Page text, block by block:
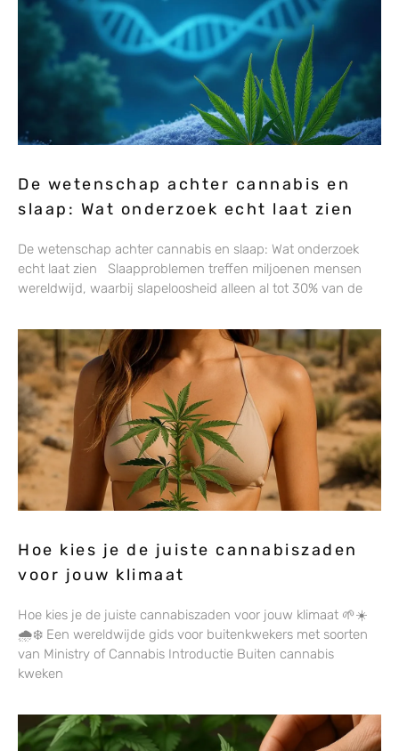
De wetenschap achter cannabis en
slaap: Wat onderzoek echt laat zien
De wetenschap achter cannabis en slaap: Wat onderzoek
echt laat zien Slaapproblemen treffen miljoenen mensen
wereldwijd, waarbij slapeloosheid alleen al tot 30% van de
Hoe kies je de juiste cannabiszaden
voor jouw klimaat
Hoe kies je de juiste cannabiszaden voor jouw klimaat 🌱☀️
🌧️❄️ Een wereldwijde gids voor buitenkwekers met soorten
van Ministry of Cannabis Introductie Buiten cannabis
kweken